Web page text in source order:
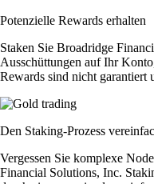
Potenzielle Rewards erhalten
Staken Sie Broadridge
Ausschüttungen auf Ihr
Rewards sind nicht garantiert
Den Staking-Prozess
Vergessen Sie komplexe
Financial Solutions, Inc.